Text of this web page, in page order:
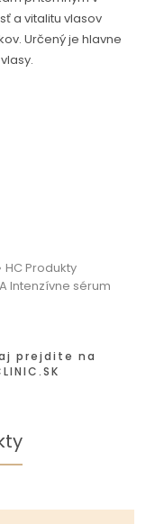
a vitalitu vlasov
Určený je hlavne
HC Produkty
Intenzívne sérum
prejdite na